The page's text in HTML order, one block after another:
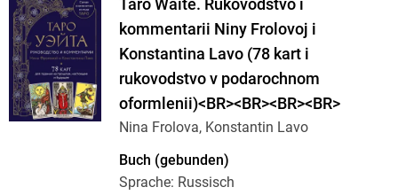
Taro Waite. Rukovodstvo i
kommentarii Niny Frolovoj i
Konstantina Lavo (78 kart i
rukovodstvo v podarochnom
oformlenii)<BR><BR><BR><BR>
Nina Frolova, Konstantin Lavo
Buch (gebunden)
Sprache: Russisch